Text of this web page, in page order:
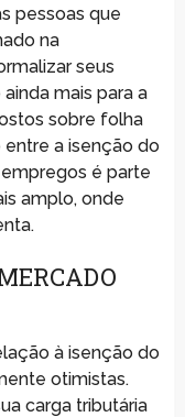
pessoas que
na
seus
mais para a
sobre folha
a isenção do
é parte
amplo, onde
à isenção do
otimistas.
carga tributária